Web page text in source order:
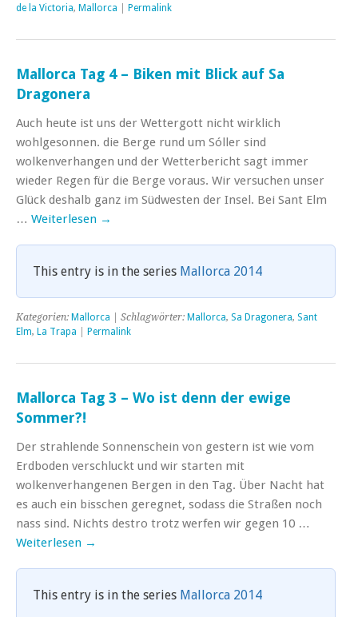
de la Victoria, Mallorca Permalink
Mallorca Tag 4 – Biken mit Blick auf Sa
Dragonera
Auch heute ist uns der Wettergott nicht wirklich
wohlgesonnen. die Berge rund um Sóller sind
wolkenverhangen und der Wetterbericht sagt immer
wieder Regen für die Berge voraus. Wir versuchen unser
Glück deshalb ganz im Südwesten der Insel. Bei Sant Elm
… Weiterlesen →
This entry is in the series Mallorca 2014
Kategorien: Mallorca | Schlagwörter: Mallorca, Sa Dragonera, Sant
Elm, La Trapa Permalink
Mallorca Tag 3 – Wo ist denn der ewige
Sommer?!
Der strahlende Sonnenschein von gestern ist wie vom
Erdboden verschluckt und wir starten mit
wolkenverhangenen Bergen in den Tag. Über Nacht hat
es auch ein bisschen geregnet, sodass die Straßen noch
nass sind. Nichts destro trotz werfen wir gegen 10 …
Weiterlesen →
This entry is in the series Mallorca 2014